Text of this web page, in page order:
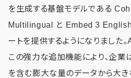
を生成する基盤モデルである
Multilingual と Embed 3 English
ートを提供するようになりました
この強力な追加機能により、企業
を含む膨大な量のデータから大